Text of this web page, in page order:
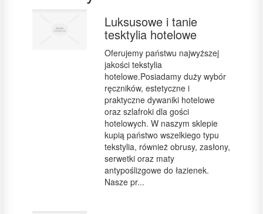
Luksusowe i tanie
tesktylia hotelowe
Oferujemy państwu najwyższej
jakości tekstylia
hotelowe.Posiadamy duży wybór
ręczników, estetyczne i
praktyczne dywaniki hotelowe
oraz szlafroki dla gości
hotelowych. W naszym sklepie
kupią państwo wszelkiego typu
tekstylia, również obrusy, zasłony,
serwetki oraz maty
antypoślizgowe do łazienek.
Nasze pr...